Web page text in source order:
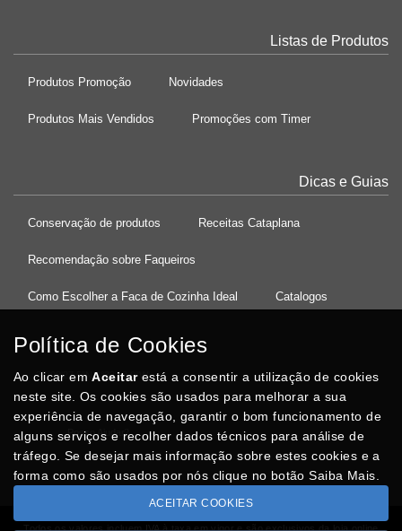
Listas de Produtos
Produtos Promoção Novidades
Produtos Mais Vendidos Promoções com Timer
Dicas e Guias
Conservação de produtos Receitas Cataplana
Recomendação sobre Faqueiros
Como Escolher a Faca de Cozinha Ideal Catalogos
37°08'27.5"N 8°32'13.9"W
Posso Ajudar?
Todos os valores incluem IVA à taxa em vigor e são exclusivos da loja online
Política de Cookies
Ao clicar emAceitarestá a consentir a utilização de cookies
neste site. Os cookies são usados para melhorar a sua
experiência de navegação, garantir o bom funcionamento de
alguns serviços e recolher dados técnicos para análise de
tráfego. Se desejar mais informação sobre estes cookies e a
forma como são usados por nós clique no botão Saiba Mais.
ACEITAR COOKIES